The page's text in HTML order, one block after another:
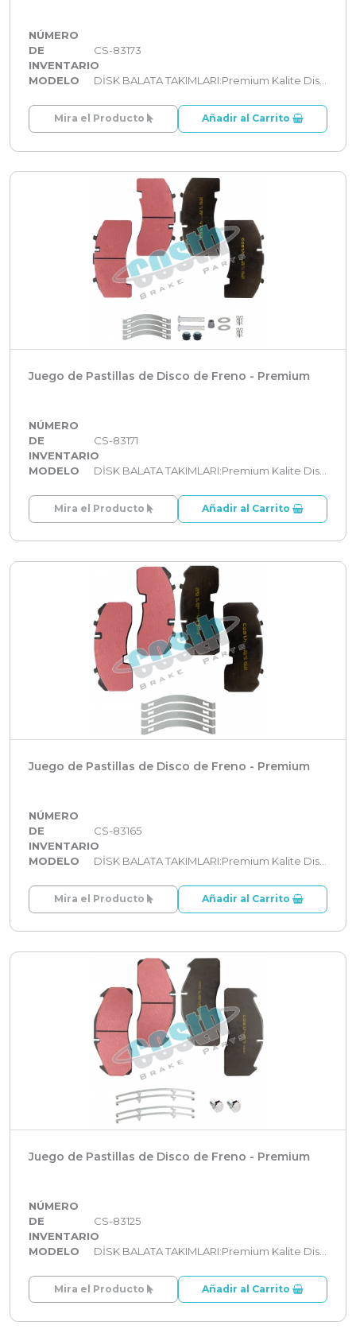
NÚMERO
DE
INVENTARIO
CS-83173
MODELO
Mira el Producto Añadir al Carrito
Juego de Pastillas de Disco de Freno - Premium
NÚMERO
DE
INVENTARIO
CS-83171
MODELO
Mira el Producto Añadir al Carrito
Juego de Pastillas de Disco de Freno - Premium
NÚMERO
DE
INVENTARIO
CS-83165
MODELO
Mira el Producto Añadir al Carrito
Juego de Pastillas de Disco de Freno - Premium
NÚMERO
DE
INVENTARIO
CS-83125
MODELO
Mira el Producto Añadir al Carrito